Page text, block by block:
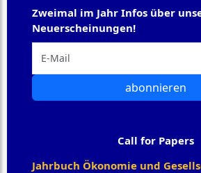
Zweimal im Jahr Infos über
Neuerscheinungen!
abonnieren
Call for Papers
Jahrbuch Ökonomie und